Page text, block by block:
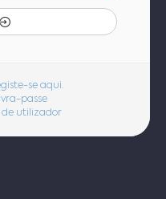
se aqui.
passe
de utilizador